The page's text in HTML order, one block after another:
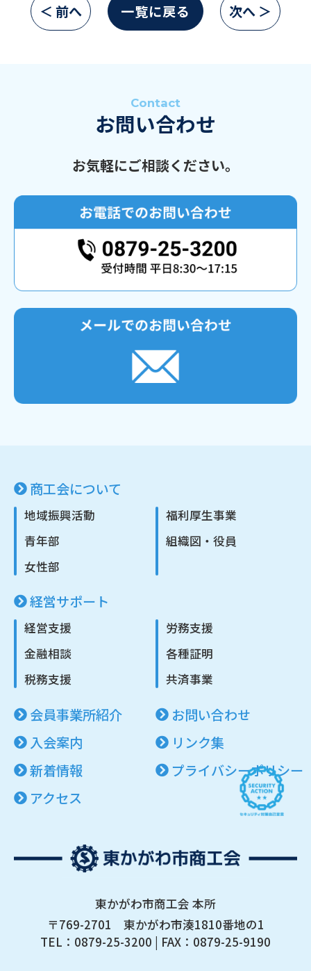
＜ 前へ 一覧に戻る 次へ ＞
Contact
お問い合わせ
お気軽にご相談ください。
商工会について
地域振興活動
青年部
女性部
福利厚生事業
組織図・役員
経営サポート
経営支援
金融相談
税務支援
労務支援
各種証明
共済事業
会員事業所紹介
入会案内
新着情報
アクセス
お問い合わせ
リンク集
プライバシーポリシー
東かがわ市商工会 本所
〒769-2701 東かがわ市湊1810番地の1
TEL： 0879-25-3200 | FAX：0879-25-9190